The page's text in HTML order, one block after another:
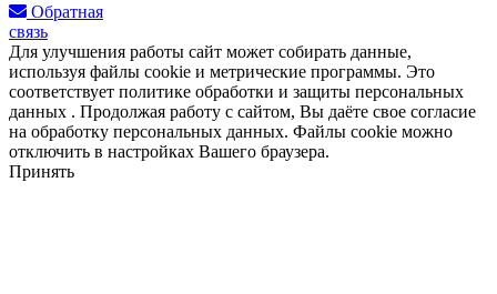
Обратная
связь
Для улучшения работы сайт может собирать данные,
используя файлы cookie и метрические программы. Это
соответствует политике обработки и защиты персональных
данных . Продолжая работу с сайтом, Вы даёте свое согласие
на обработку персональных данных. Файлы cookie можно
отключить в настройках Вашего браузера.
Принять